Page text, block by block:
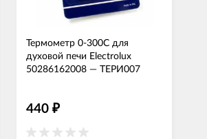
Термометр 0-300C для
духовой печи Electrolux
50286162008 — ТЕРИ007
440 ₽